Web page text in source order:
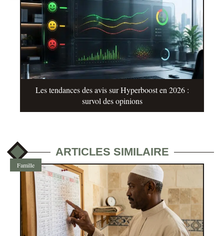
Les tendances des avis sur Hyperboost en 2026 :
survol des opinions
ARTICLES SIMILAIRE
Famille